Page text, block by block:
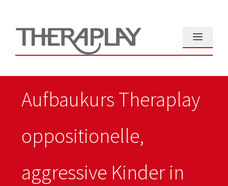
springen
Menü
Aufbaukurs Theraplay
oppositionelle,
aggressive Kinder in